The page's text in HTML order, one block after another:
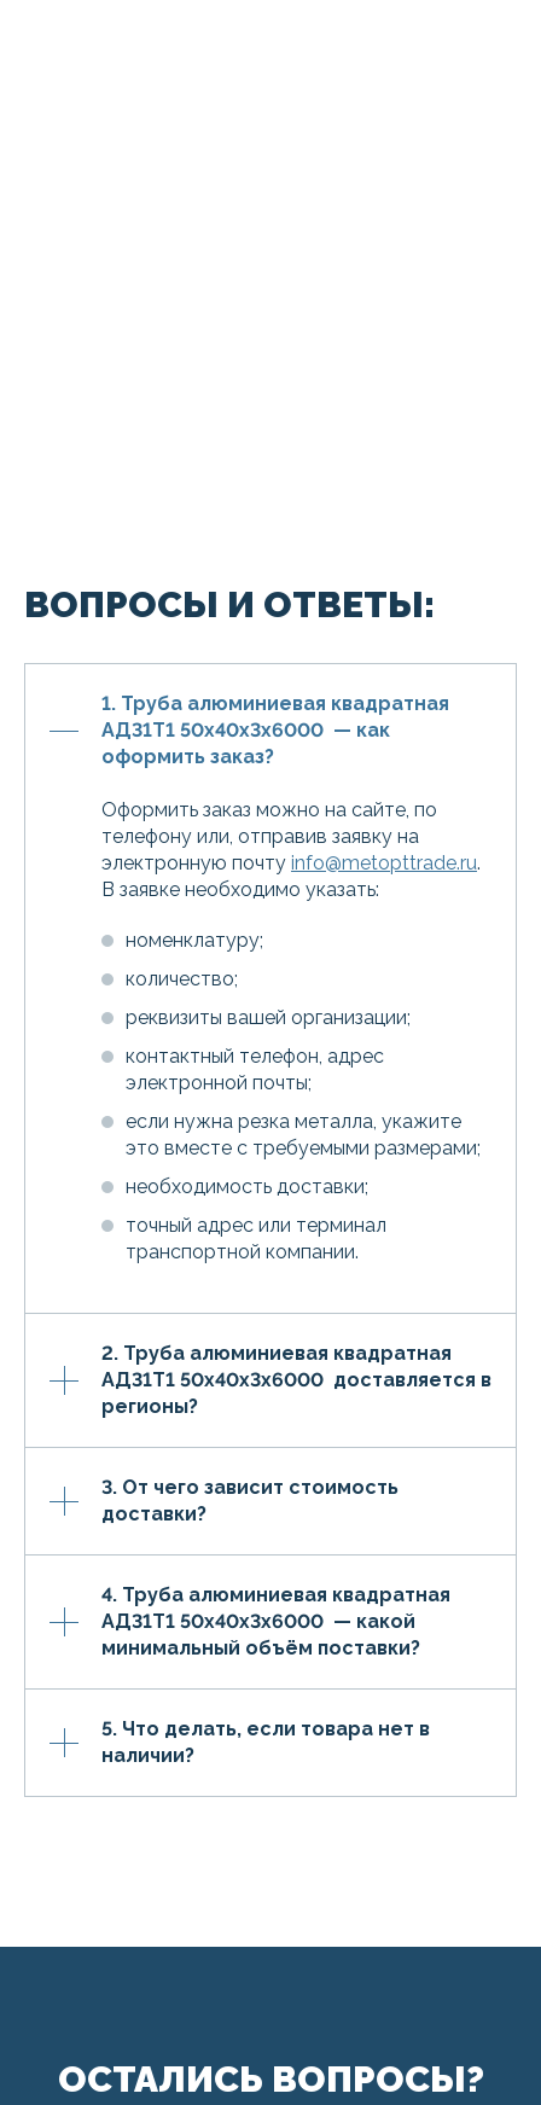
ВОПРОСЫ И ОТВЕТЫ:
1. Труба алюминиевая квадратная
АД31Т1 50х40х3х6000 — как
оформить заказ?
Оформить заказ можно на сайте, по
телефону или, отправив заявку на
электронную почту info@metopttrade.ru.
В заявке необходимо указать:
номенклатуру;
количество;
реквизиты вашей организации;
контактный телефон, адрес
электронной почты;
если нужна резка металла, укажите
это вместе с требуемыми размерами;
необходимость доставки;
точный адрес или терминал
транспортной компании.
2. Труба алюминиевая квадратная
АД31Т1 50х40х3х6000 доставляется в
регионы?
3. От чего зависит стоимость
доставки?
4. Труба алюминиевая квадратная
АД31Т1 50х40х3х6000 — какой
минимальный объём поставки?
5. Что делать, если товара нет в
наличии?
ОСТАЛИСЬ ВОПРОСЫ?